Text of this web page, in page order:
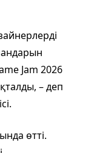
Jam 2026
– деп
өтті.